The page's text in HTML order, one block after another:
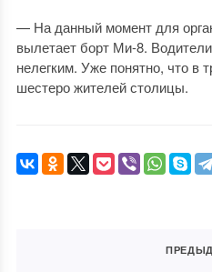
— На данный момент для
вылетает борт Ми-8.
нелегким. Уже понятно, что в
шестеро жителей столицы.